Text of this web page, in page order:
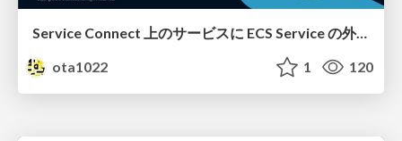
Service Connect 上のサービスに ECS Service の外側から到達できなかった話
ota1022
1 120